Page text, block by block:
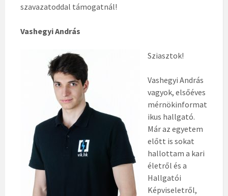
szavazatoddal támogatnál!
Vashegyi András
Sziasztok!
Vashegyi András
vagyok, elsőéves
mérnökinformat
ikus hallgató.
Már az egyetem
előtt is sokat
hallottam a kari
életről és a
Hallgatói
Képviseletről,